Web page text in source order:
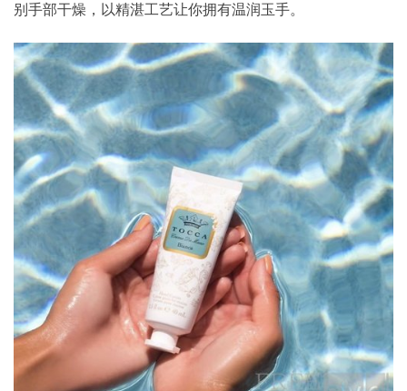
别手部干燥，以精湛工艺让你拥有温润玉手。